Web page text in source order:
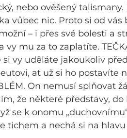
nebo ověšený
vůbec nic. Proto si od vás
– i přes své bolesti a
vy mu za to zaplatíte.
si vy uděláte jakoukoliv
ať už si ho postavíte
On nemusí splňovat
že některé představy,
se k onomu
tichem a nechá si na